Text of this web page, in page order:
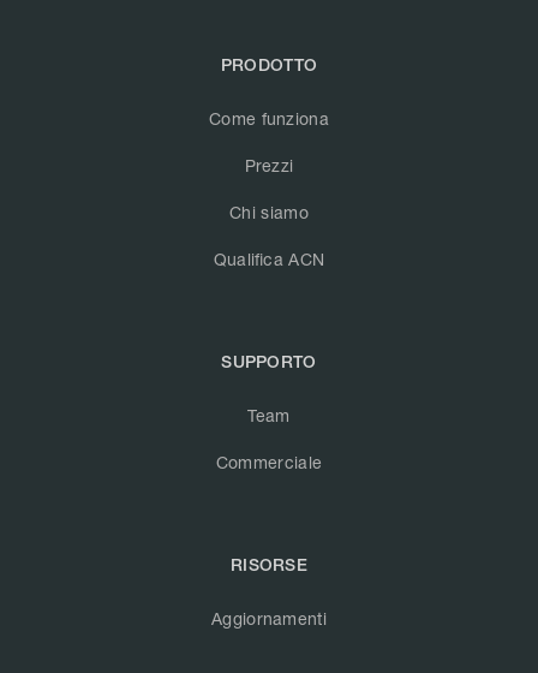
PRODOTTO
Come funziona
Prezzi
Chi siamo
Qualifica ACN
SUPPORTO
Team
Commerciale
RISORSE
Aggiornamenti